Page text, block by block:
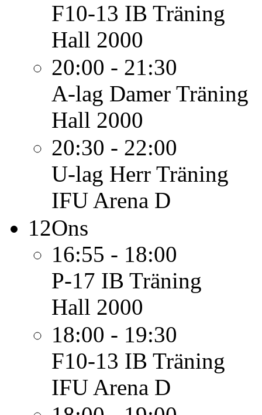
F10-13 IB Träning
Hall 2000
20:00 - 21:30
A-lag Damer Träning
Hall 2000
20:30 - 22:00
U-lag Herr Träning
IFU Arena D
12Ons
16:55 - 18:00
P-17 IB Träning
Hall 2000
18:00 - 19:30
F10-13 IB Träning
IFU Arena D